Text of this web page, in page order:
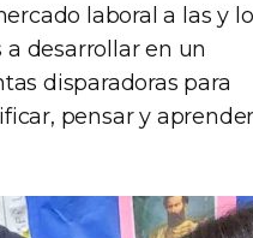
laboral a las y
desarrollar en un
disparadoras para
pensar y aprender